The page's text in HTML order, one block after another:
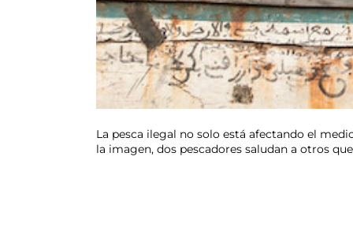
La pesca ilegal no solo está afectando el
la imagen, dos pescadores saludan a otros